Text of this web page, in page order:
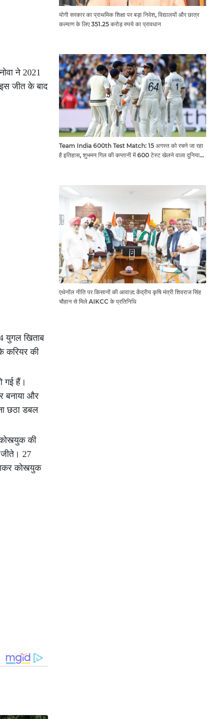
ने 2021
जीत के बाद
युगल खिताब
करियर की
गई हैं।
बनाया और
छठा डबल
की
27
कोस्त्युक
योगी सरकार का प्राथमिक शिक्षा पर बड़ा निवेश, विद्यालयों और छात्र
कल्याण के लिए 351.25 करोड़ रुपये का प्रावधान
Team India 600th Test Match: 15 अगस्त को रचने जा रहा
है इतिहास, शुभमन गिल की कप्तानी में 600 टेस्ट खेलने वाला दुनिया
एथेनॉल नीति पर किसानों की आवाज़: केंद्रीय कृषि मंत्री शिवराज सिंह
चौहान से मिले AIKCC के प्रतिनिधि